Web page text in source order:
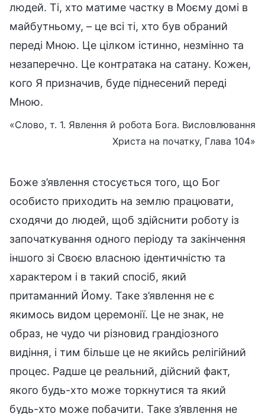
людей. Ті, хто матиме частку в Моєму домі в
майбутньому, – це всі ті, хто був обраний
переді Мною. Це цілком істинно, незмінно та
незаперечно. Це контратака на сатану. Кожен,
кого Я призначив, буде піднесений переді
Мною.
«Слово, т. 1. Явлення й робота Бога. Висловлювання
Христа на початку, Глава 104»
Боже з’явлення стосується того, що Бог
особисто приходить на землю працювати,
сходячи до людей, щоб здійснити роботу із
започаткування одного періоду та закінчення
іншого зі Своєю власною ідентичністю та
характером і в такий спосіб, який
притаманний Йому. Таке з’явлення не є
якимось видом церемонії. Це не знак, не
образ, не чудо чи різновид грандіозного
видіння, і тим більше це не якийсь релігійний
процес. Радше це реальний, дійсний факт,
якого будь-хто може торкнутися та який
будь-хто може побачити. Таке з’явлення не